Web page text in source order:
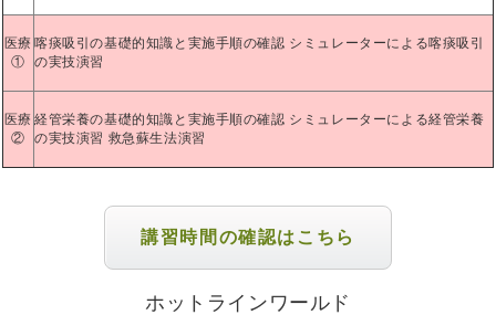
医療
①
喀痰吸引の基礎的知識と実施手順の確認 シミュレーターによる喀痰吸引
の実技演習
医療
②
経管栄養の基礎的知識と実施手順の確認 シミュレーターによる経管栄養
の実技演習 救急蘇生法演習
講習時間の確認はこちら
ホットラインワールド